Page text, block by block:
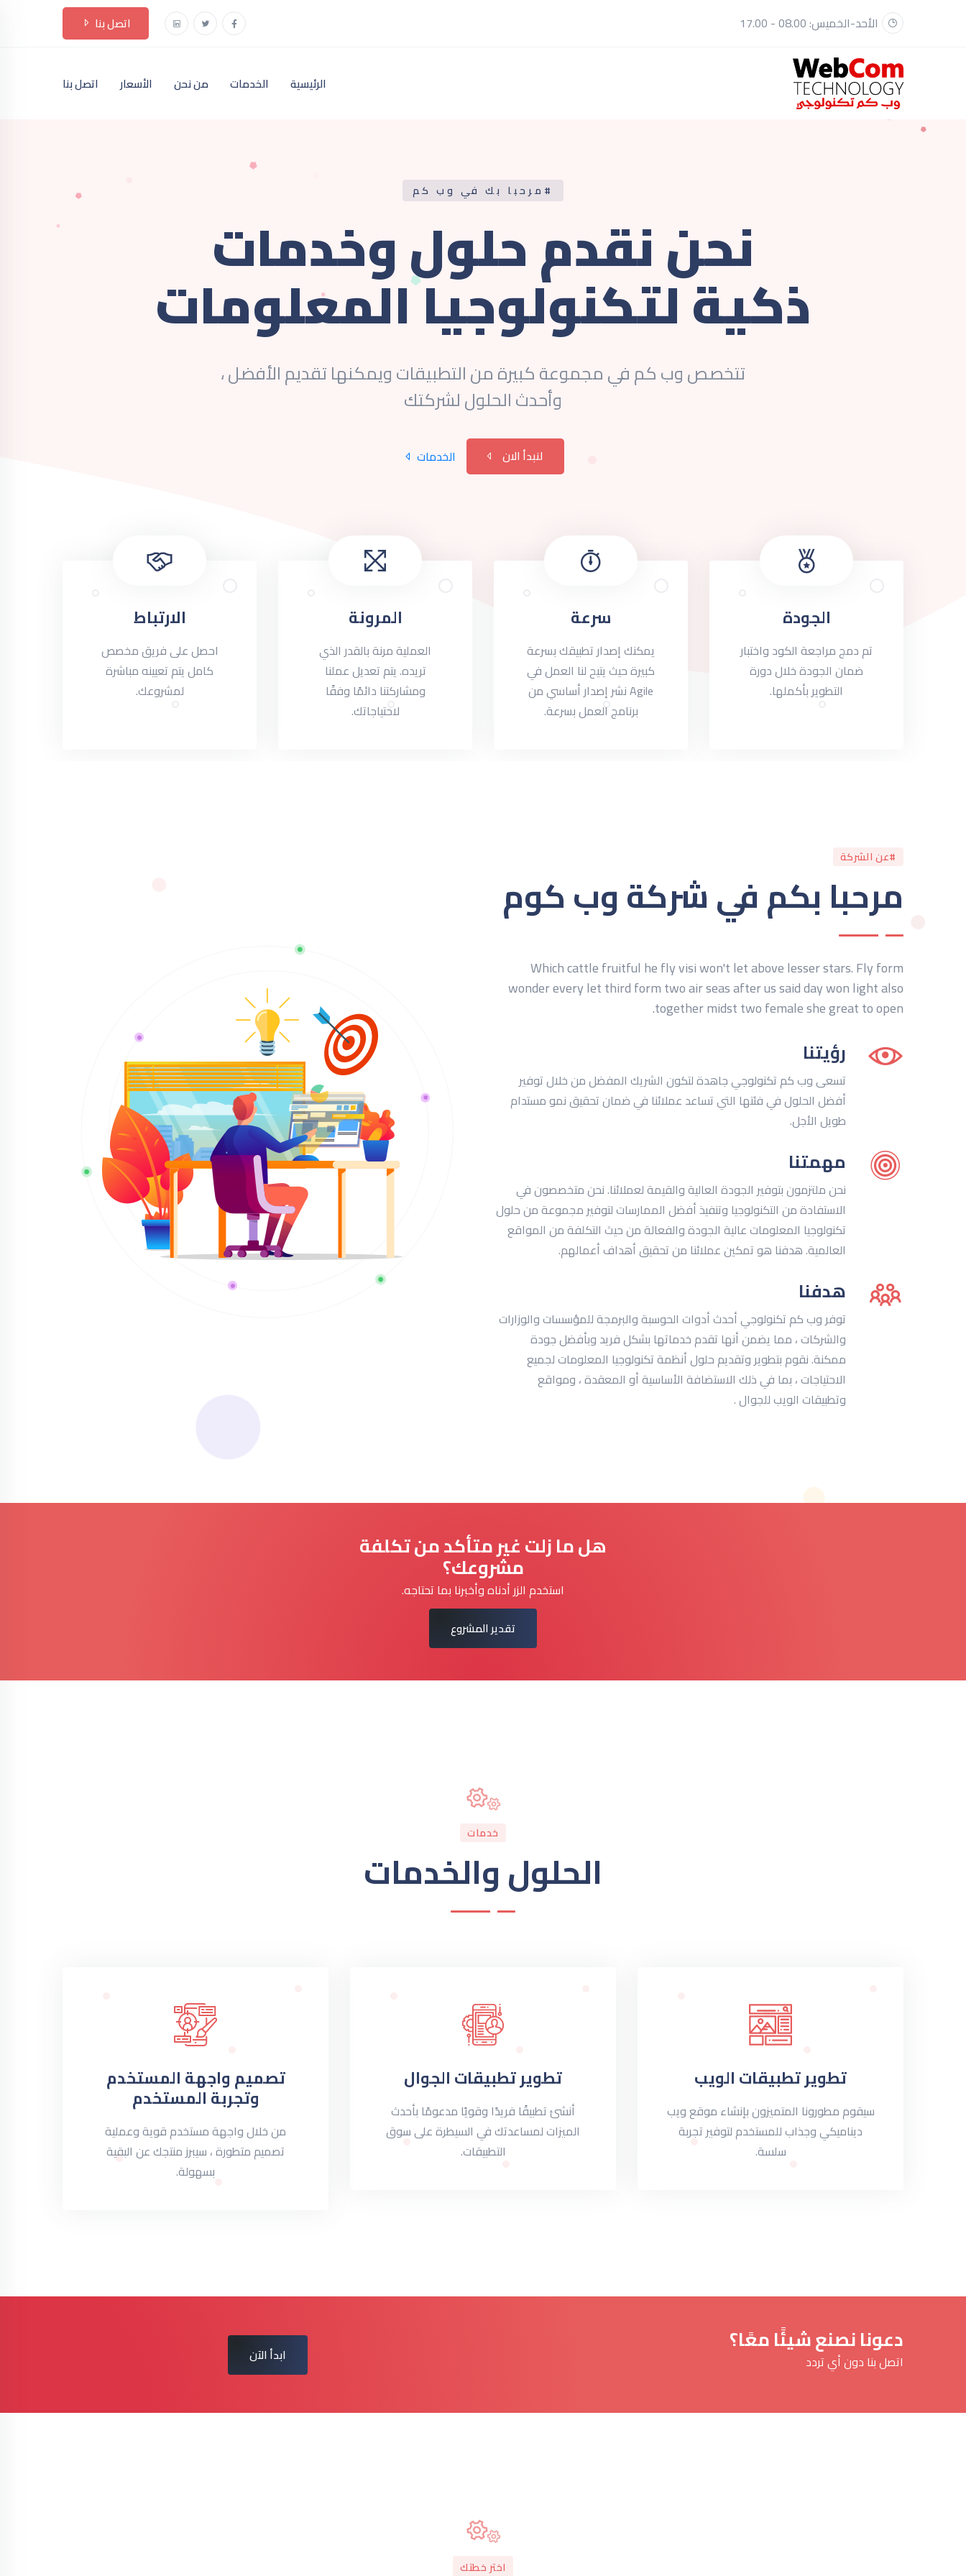
الأحد-الخميس: 08.00 - 17.00 اتصل بنا
الرئيسية الخدمات من نحن الأسعار اتصل بنا
#مرحبا بك في وب كم
نحن نقدم حلول وخدمات
ذكية لتكنولوجيا المعلومات
تتخصص وب كم في مجموعة كبيرة من التطبيقات ويمكنها تقديم الأفضل ،
وأحدث الحلول لشركتك
لنبدأ الان الخدمات
الجودة
تم دمج مراجعة الكود واختبار
ضمان الجودة خلال دورة
التطوير بأكملها.
سرعة
يمكنك إصدار تطبيقك بسرعة
كبيرة حيث يتيح لنا العمل في
Agile نشر إصدار أساسي من
برنامج العمل بسرعة.
المرونة
العملية مرنة بالقدر الذي
تريده. يتم تعديل عملنا
ومشاركتنا دائمًا وفقًا
لاحتياجاتك.
الارتباط
احصل على فريق مخصص
كامل يتم تعيينه مباشرة
لمشروعك.
#عن الشركة
مرحبا بكم في شركة وب كوم
Which cattle fruitful he fly visi won't let above lesser stars. Fly form
wonder every let third form two air seas after us said day won light also
together midst two female she great to open.
رؤيتنا
تسعى وب كم تكنولوجي جاهدة لتكون الشريك المفضل من خلال توفير
أفضل الحلول في فئتها التي تساعد عملائنا في ضمان تحقيق نمو مستدام
طويل الأجل.
مهمتنا
نحن ملتزمون بتوفير الجودة العالية والقيمة لعملائنا. نحن متخصصون في
الاستفادة من التكنولوجيا وتنفيذ أفضل الممارسات لتوفير مجموعة من حلول
تكنولوجيا المعلومات عالية الجودة والفعالة من حيث التكلفة من المواقع
العالمية. هدفنا هو تمكين عملائنا من تحقيق أهداف أعمالهم.
هدفنا
توفر وب كم تكنولوجي أحدث أدوات الحوسبة والبرمجة للمؤسسات والوزارات
والشركات ، مما يضمن أنها تقدم خدماتها بشكل فريد وبأفضل جودة
ممكنة. نقوم بتطوير وتقديم حلول أنظمة تكنولوجيا المعلومات لجميع
الاحتياجات ، بما في ذلك الاستضافة الأساسية أو المعقدة ، ومواقع
وتطبيقات الويب للجوال .
هل ما زلت غير متأكد من تكلفة
مشروعك؟
استخدم الزر أدناه وأخبرنا بما تحتاجه.
تقدير المشروع
خدمات
الحلول والخدمات
تطوير تطبيقات الويب
سيقوم مطورونا المتميزون بإنشاء موقع ويب
ديناميكي وجذاب للمستخدم لتوفير تجربة
سلسة.
تطوير تطبيقات الجوال
أنشئ تطبيقًا فريدًا وقويًا مدعومًا بأحدث
الميزات لمساعدتك في السيطرة على سوق
التطبيقات.
تصميم واجهة المستخدم
وتجربة المستخدم
من خلال واجهة مستخدم قوية وعملية
تصميم متطورة ، سيبرز منتجك عن البقية
بسهولة.
دعونا نصنع شيئًا معًا؟
اتصل بنا دون أي تردد ابدأ الآن
اختر خطتك